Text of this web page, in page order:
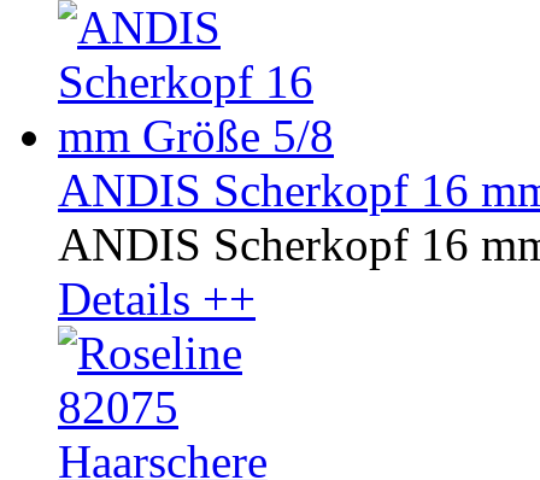
ANDIS Scherkopf 16
ANDIS Scherkopf 16
Details ++